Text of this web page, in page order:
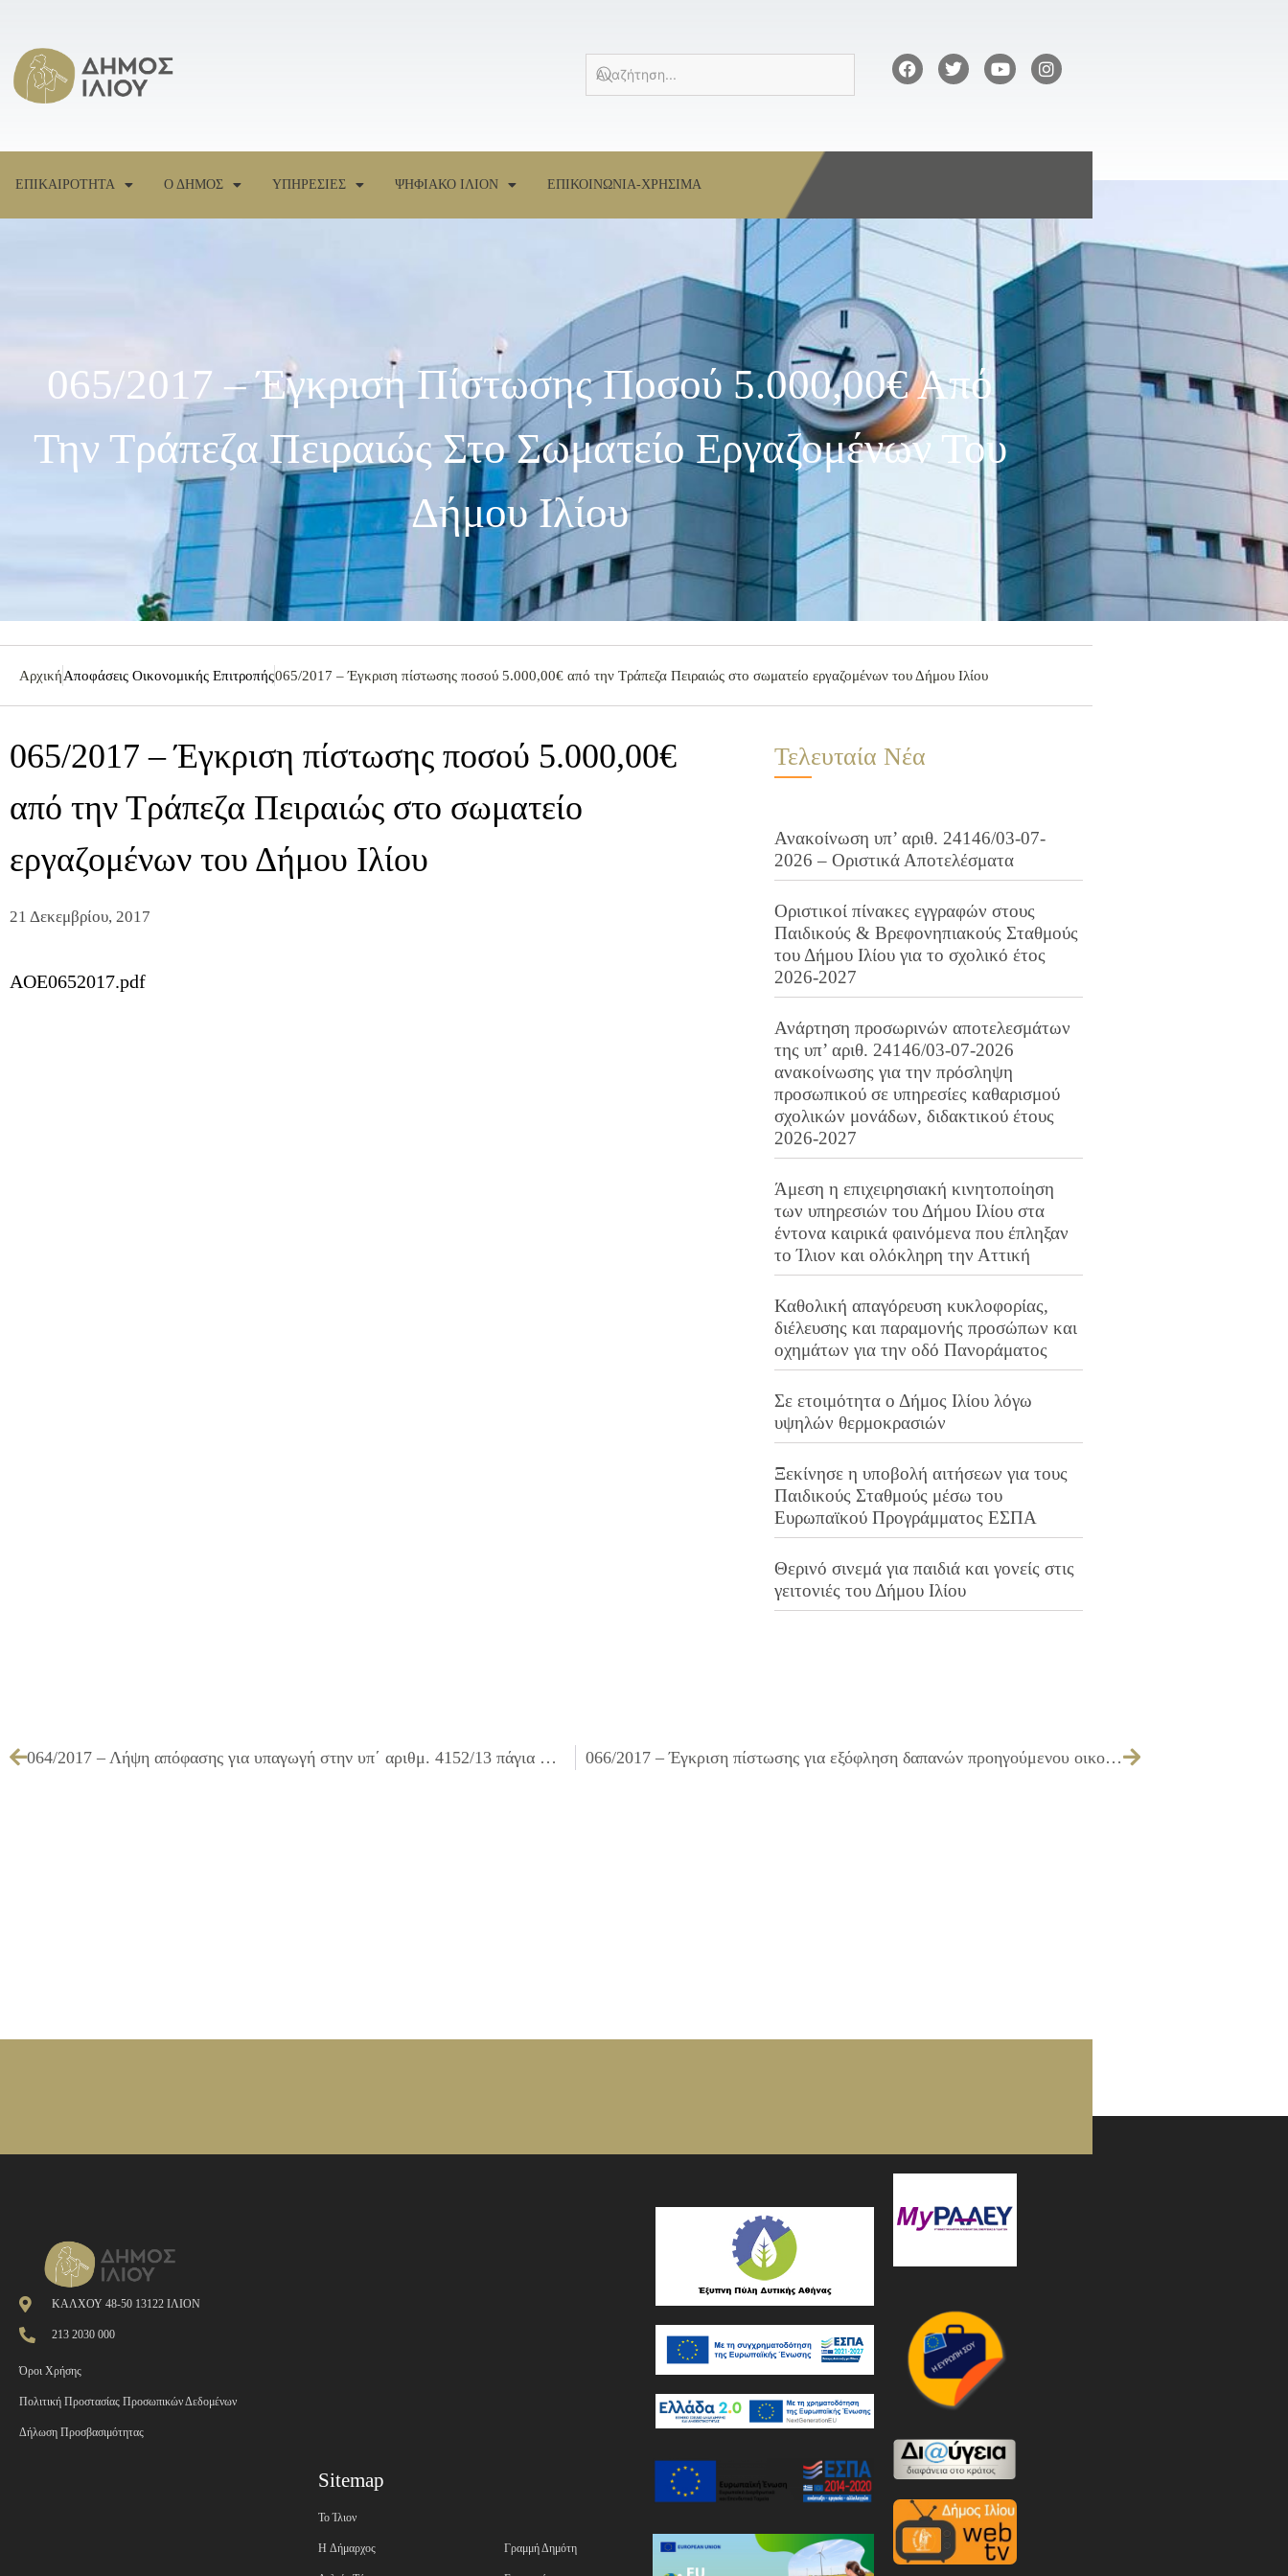
ΕΠΙΚΑΙΡΟΤΗΤΑ Ο ΔΗΜΟΣ ΥΠΗΡΕΣΙΕΣ ΨΗΦΙΑΚΟ ΙΛΙΟΝ ΕΠΙΚΟΙΝΩΝΙΑ-ΧΡΗΣΙΜΑ
065/2017 – Έγκριση Πίστωσης Ποσού 5.000,00€ Από
Την Τράπεζα Πειραιώς Στο Σωματείο Εργαζομένων Του
Δήμου Ιλίου
ΑρχικήΑποφάσεις Οικονομικής Επιτροπής065/2017 – Έγκριση πίστωσης ποσού 5.000,00€ από την Τράπεζα Πειραιώς στο σωματείο εργαζομένων του Δήμου Ιλίου
065/2017 – Έγκριση πίστωσης ποσού 5.000,00€
από την Τράπεζα Πειραιώς στο σωματείο
εργαζομένων του Δήμου Ιλίου
21 Δεκεμβρίου, 2017
AOE0652017.pdf
Τελευταία Νέα
Ανακοίνωση υπ’ αριθ. 24146/03-07-
2026 – Οριστικά Αποτελέσματα
Οριστικοί πίνακες εγγραφών στους
Παιδικούς & Βρεφονηπιακούς Σταθμούς
του Δήμου Ιλίου για το σχολικό έτος
2026-2027
Ανάρτηση προσωρινών αποτελεσμάτων
της υπ’ αριθ. 24146/03-07-2026
ανακοίνωσης για την πρόσληψη
προσωπικού σε υπηρεσίες καθαρισμού
σχολικών μονάδων, διδακτικού έτους
2026-2027
Άμεση η επιχειρησιακή κινητοποίηση
των υπηρεσιών του Δήμου Ιλίου στα
έντονα καιρικά φαινόμενα που έπληξαν
το Ίλιον και ολόκληρη την Αττική
Καθολική απαγόρευση κυκλοφορίας,
διέλευσης και παραμονής προσώπων και
οχημάτων για την οδό Πανοράματος
Σε ετοιμότητα ο Δήμος Ιλίου λόγω
υψηλών θερμοκρασιών
Ξεκίνησε η υποβολή αιτήσεων για τους
Παιδικούς Σταθμούς μέσω του
Ευρωπαϊκού Προγράμματος ΕΣΠΑ
Θερινό σινεμά για παιδιά και γονείς στις
γειτονιές του Δήμου Ιλίου
064/2017 – Λήψη απόφασης για υπαγωγή στην υπ΄ αριθμ. 4152/13 πάγια ρύθμιση οφειλών προς το ΙΚΑ 066/2017 – Έγκριση πίστωσης για εξόφληση δαπανών προηγούμενου οικονομικού έτους
ΚΑΛΧΟΥ 48-50 13122 ΙΛΙΟΝ
213 2030 000
Όροι Χρήσης
Πολιτική Προστασίας Προσωπικών Δεδομένων
Δήλωση Προσβασιμότητας
Sitemap
Το Ίλιον
H Δήμαρχος Γραμμή Δημότη